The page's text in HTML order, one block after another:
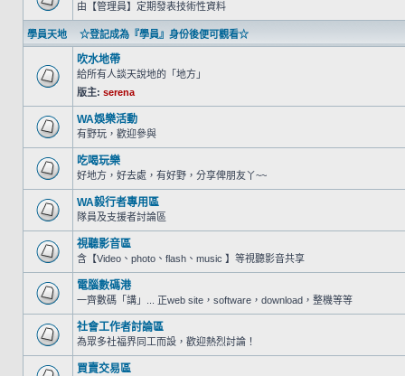
由【管理員】定期發表技術性資料
學員天地 ☆登記成為『學員』身份後便可觀看☆
吹水地帶
給所有人談天說地的「地方」
版主: serena
WA娛樂活動
有野玩，歡迎參與
吃喝玩樂
好地方，好去處，有好野，分享俾朋友丫~~
WA毅行者專用區
隊員及支援者討論區
視聽影音區
含【Video、photo、flash、music 】等視聽影音共享
電腦數碼港
一齊數碼「講」... 正web site，software，download，整機等等
社會工作者討論區
為眾多社福界同工而設，歡迎熱烈討論！
買賣交易區